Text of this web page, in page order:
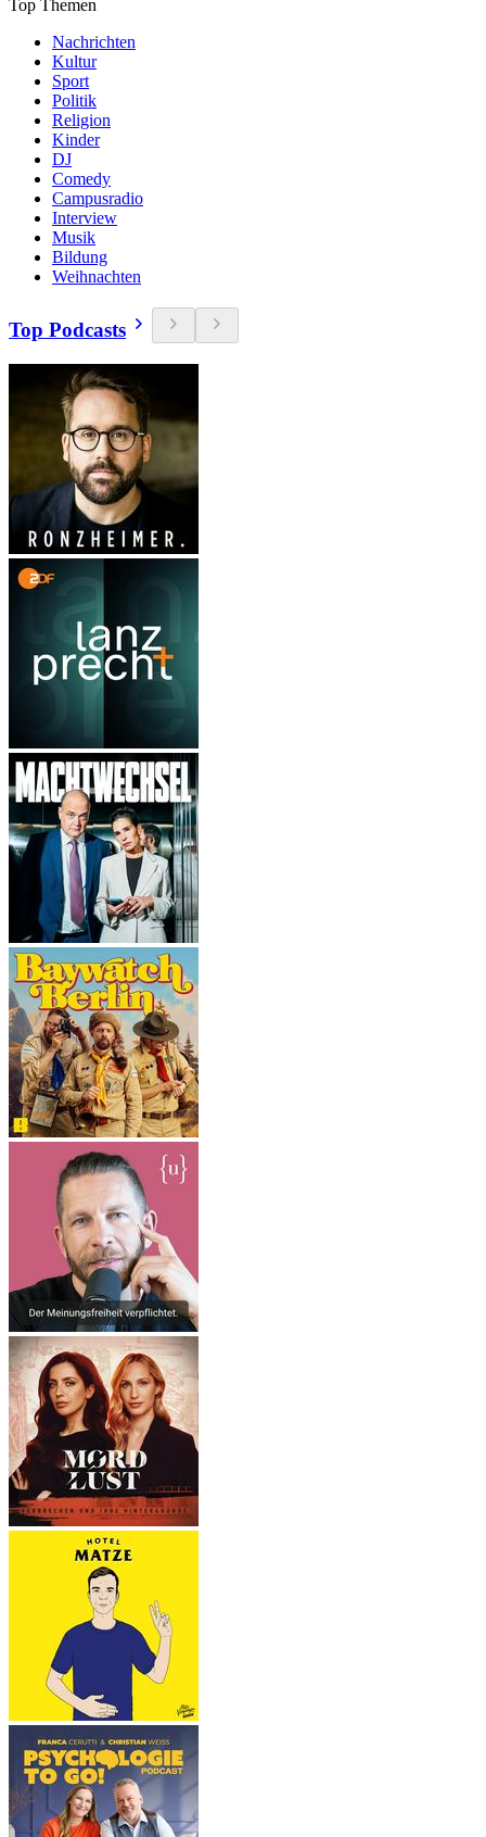
Top Themen
Nachrichten
Kultur
Sport
Politik
Religion
Kinder
DJ
Comedy
Campusradio
Interview
Musik
Bildung
Weihnachten
Top Podcasts